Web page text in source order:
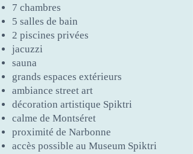
7 chambres
5 salles de bain
2 piscines privées
jacuzzi
sauna
grands espaces extérieurs
ambiance street art
décoration artistique Spiktri
calme de Montséret
proximité de Narbonne
accès possible au Museum Spiktri